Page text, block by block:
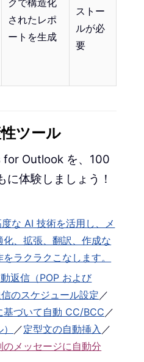
されたレポ
ートを生成
ストー
ルが必
要
ツール
for Outlook を、100
に体験しましょう！
な AI 技術を活用し、メ
、拡張、翻訳、作成な
ラクラクこなします。
返信（POP および
信のスケジュール設定 ／
基づいて自動 CC/BCC ／
／定型文の自動挿入 ／
メッセージに自動分